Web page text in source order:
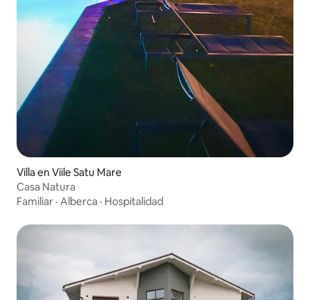
Villa en Viile Satu Mare
Casa Natura
Familiar · Alberca · Hospitalidad